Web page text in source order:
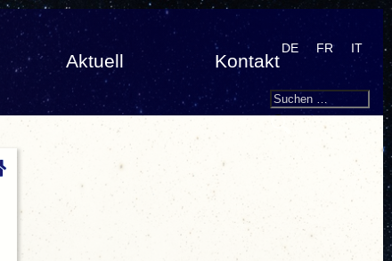
Aktuell Kontakt
DE FR IT
Search
Suchen